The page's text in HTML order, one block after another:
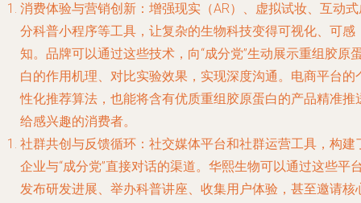
消费体验与营销创新 ：增强现实（AR）、虚拟试妆、互动
分科普小程序等工具，让复杂的生物科技变得可视化、可感
知。品牌可以通过这些技术，向“成分党”生动展示重组胶原
白的作用机理、对比实验效果，实现深度沟通。电商平台的
性化推荐算法，也能将含有优质重组胶原蛋白的产品精准推
给感兴趣的消费者。
社群共创与反馈循环 ：社交媒体平台和社群运营工具，构建
企业与“成分党”直接对话的渠道。华熙生物可以通过这些平
发布研发进展、举办科普讲座、收集用户体验，甚至邀请核